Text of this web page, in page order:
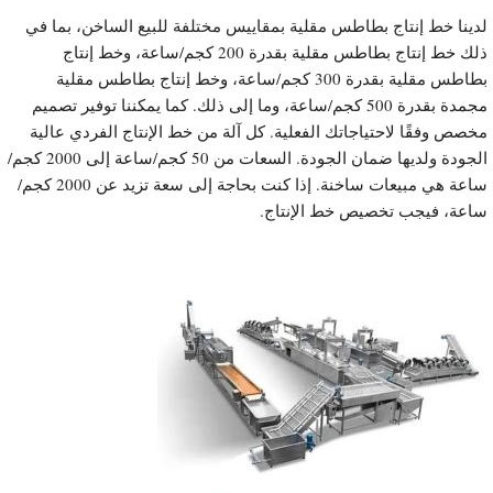
خط إنتاج بطاطس مقلية بمقاييس مختلفة للبيع الساخن، بما في
ذلك خط إنتاج بطاطس مقلية بقدرة 200 كجم/ساعة، وخط إنتاج
بطاطس مقلية بقدرة 300 كجم/ساعة، وخط إنتاج بطاطس مقلية
مجمدة بقدرة 500 كجم/ساعة، وما إلى ذلك. كما يمكننا توفير تصميم
وفقًا لاحتياجاتك الفعلية. كل آلة من خط الإنتاج الفردي عالية
الجودة ولديها ضمان الجودة. السعات من 50 كجم/ساعة إلى 2000 كجم/
ساعة هي مبيعات ساخنة. إذا كنت بحاجة إلى سعة تزيد عن 2000 كجم/
فيجب تخصيص خط الإنتاج.